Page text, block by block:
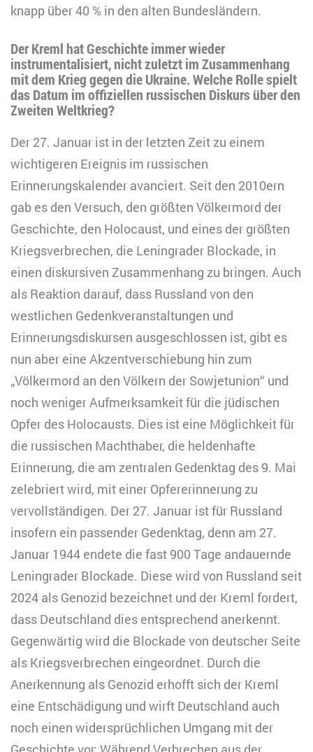
knapp über 40 % in den alten Bundesländern.
Der Kreml hat Geschichte immer wieder
instrumentalisiert, nicht zuletzt im Zusammenhang
mit dem Krieg gegen die Ukraine. Welche Rolle spielt
das Datum im offiziellen russischen Diskurs über den
Zweiten Weltkrieg?
Der 27. Januar ist in der letzten Zeit zu einem
wichtigeren Ereignis im russischen
Erinnerungskalender avanciert. Seit den 2010ern
gab es den Versuch, den größten Völkermord der
Geschichte, den Holocaust, und eines der größten
Kriegsverbrechen, die Leningrader Blockade, in
einen diskursiven Zusammenhang zu bringen. Auch
als Reaktion darauf, dass Russland von den
westlichen Gedenkveranstaltungen und
Erinnerungsdiskursen ausgeschlossen ist, gibt es
nun aber eine Akzentverschiebung hin zum
„Völkermord an den Völkern der Sowjetunion“ und
noch weniger Aufmerksamkeit für die jüdischen
Opfer des Holocausts. Dies ist eine Möglichkeit für
die russischen Machthaber, die heldenhafte
Erinnerung, die am zentralen Gedenktag des 9. Mai
zelebriert wird, mit einer Opfererinnerung zu
vervollständigen. Der 27. Januar ist für Russland
insofern ein passender Gedenktag, denn am 27.
Januar 1944 endete die fast 900 Tage andauernde
Leningrader Blockade. Diese wird von Russland seit
2024 als Genozid bezeichnet und der Kreml fordert,
dass Deutschland dies entsprechend anerkennt.
Gegenwärtig wird die Blockade von deutscher Seite
als Kriegsverbrechen eingeordnet. Durch die
Anerkennung als Genozid erhofft sich der Kreml
eine Entschädigung und wirft Deutschland auch
noch einen widersprüchlichen Umgang mit der